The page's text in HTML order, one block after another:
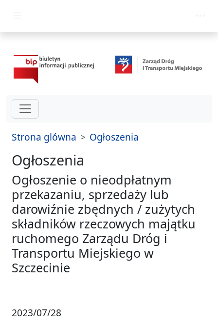
Strona glówna Ogłoszenia
Ogłoszenia
Ogłoszenie o nieodpłatnym
przekazaniu, sprzedaży lub
darowiźnie zbędnych / zużytych
składników rzeczowych majątku
ruchomego Zarządu Dróg i
Transportu Miejskiego w
Szczecinie
2023/07/28